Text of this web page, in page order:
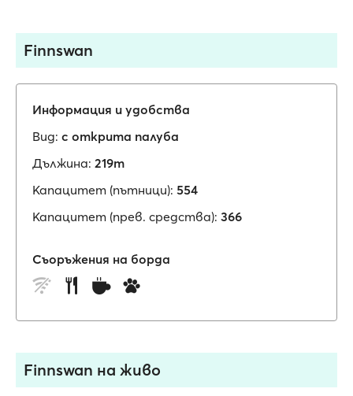
Finnswan
Информация и удобства
Вид: с открита палуба
Дължина: 219m
Капацитет (пътници): 554
Капацитет (прев. средства): 366
Съоръжения на борда
Finnswan на живо